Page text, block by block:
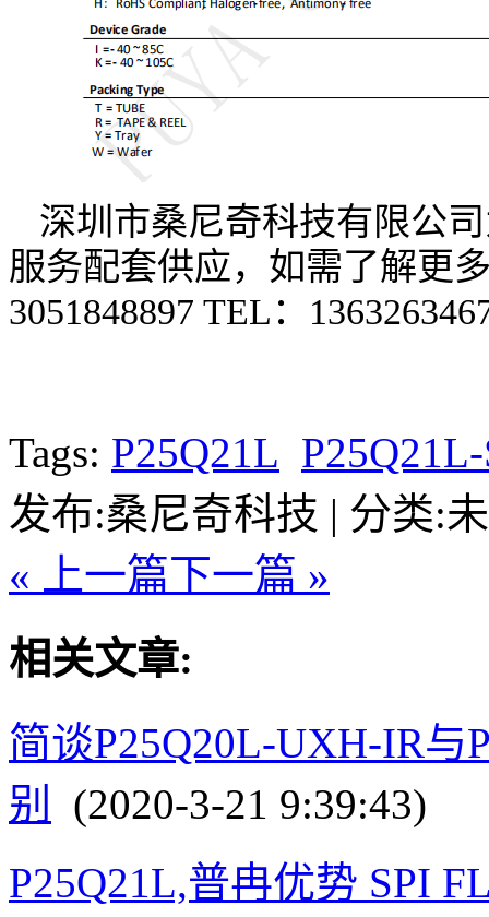
深圳市桑尼奇科技有限公
服务配套供应， 如需了解更
3051848897 TEL ：
Tags: P25Q21L
发布:桑尼奇科技 | 分类:
« 上一篇下一篇 »
相关文章:
简谈P25Q20L-UXH-IR与
别
(2020-3-21 9:39:43)
P25Q21L,普冉优势 SPI